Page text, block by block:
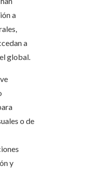
a
a
global.
o de
y